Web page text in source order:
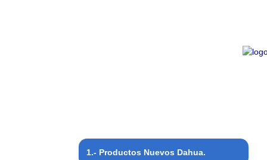
1.- Productos Nuevos Dahua.